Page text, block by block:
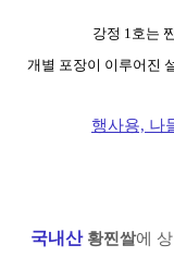
강정 1호는
개별 포장이 이루어진
행사용, 나
국내산황찐쌀에